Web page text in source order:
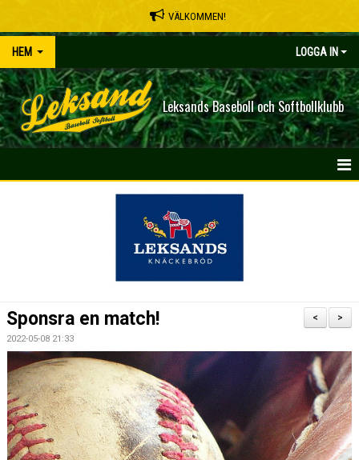
VÄLKOMMEN!
HEM LOGGA IN
Leksands Baseboll och Softbollklubb
KONTAKT
STÖDMEDLEM/SPONSRING
HITTA TILL VÅRA PLANER
KALENDER
>
<
Sponsra en match!
2022-05-08 21:33